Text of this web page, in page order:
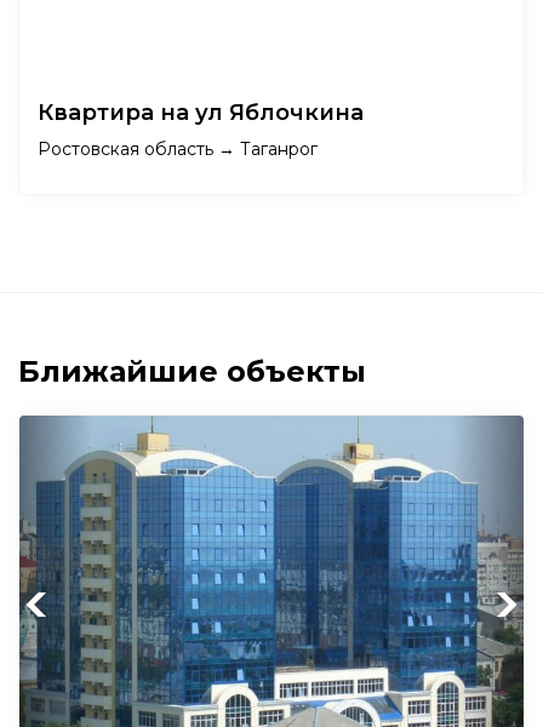
Квартира на ул Яблочкина
Ростовская область → Таганрог
Ближайшие объекты
Previous Next